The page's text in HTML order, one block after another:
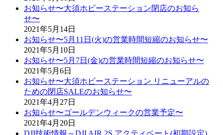
お知らせ〜大須ホビーステーション閉店のお知ら
せ〜
2021年5月14日
お知らせ〜5月11日(火)の営業時間短縮のお知らせ〜
2021年5月10日
お知らせ〜5月7日(金)の営業時間短縮のお知らせ〜
2021年5月6日
お知らせ〜大須ホビーステーション リニューアルの
ための閉店SALEのお知らせ〜
2021年4月27日
お知らせ〜ゴールデンウィークの営業予定〜
2021年4月20日
DJI技術情報～DJI AIR 2S アクティベート(初期設定)